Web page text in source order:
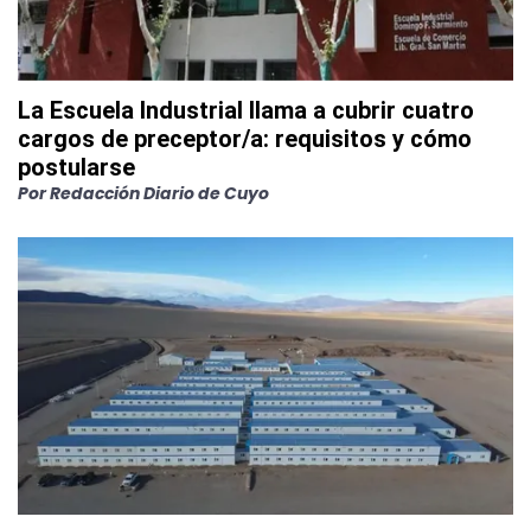
La Escuela Industrial llama a cubrir cuatro
cargos de preceptor/a: requisitos y cómo
postularse
PorRedacción Diario de Cuyo